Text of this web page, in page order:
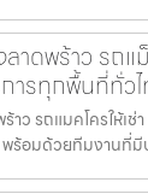
าดพร้าว รถแ
การทุกพื้นที่ทั่ว
าว รถแมคโครให้เ
พร้อมด้วยทีมงานที่